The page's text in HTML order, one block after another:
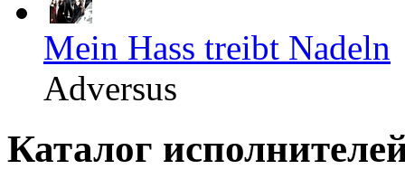
Mein Hass treibt Nadeln
Adversus
Каталог